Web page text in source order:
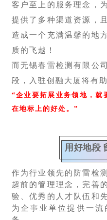
客户至上的服务理念，
提供了多种渠道资源，
造成一个充满温馨的地
质的飞越！
而无锡春雷检测有限公
段，入驻创融大厦将有
“企业要拓展业务领地，就
在地标上的好处。”
用好地段
作为行业领先的防雷检
超前的管理理念，完善
验、优秀的人才队伍和
为企事业单位提供一